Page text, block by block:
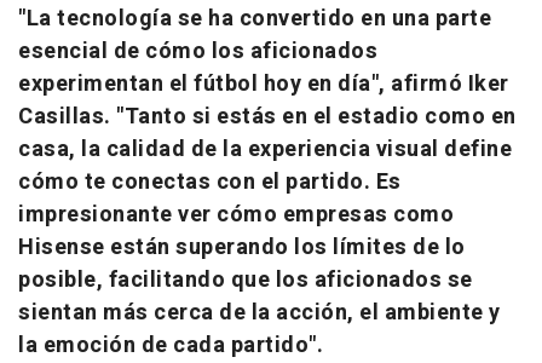
"La tecnología se ha convertido en una parte
esencial de cómo los aficionados
experimentan el fútbol hoy en día", afirmó Iker
Casillas. "Tanto si estás en el estadio como en
casa, la calidad de la experiencia visual define
cómo te conectas con el partido. Es
impresionante ver cómo empresas como
Hisense están superando los límites de lo
posible, facilitando que los aficionados se
sientan más cerca de la acción, el ambiente y
la emoción de cada partido".